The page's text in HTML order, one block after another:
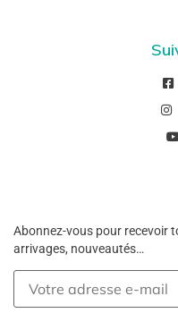
Abonnez-vous pour recevoir
arrivages, nouveautés…